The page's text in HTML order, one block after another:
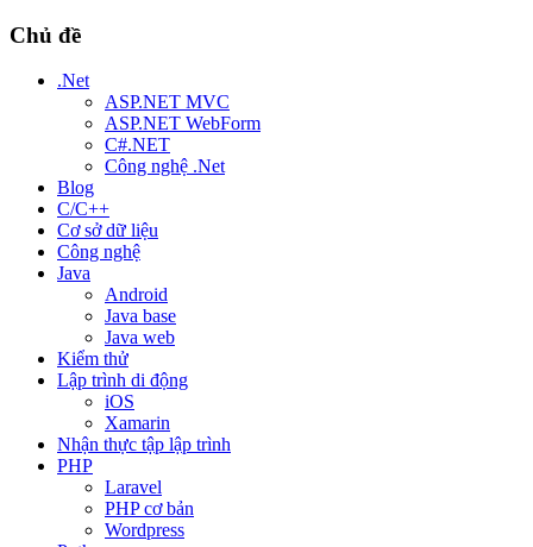
Chủ đề
.Net
ASP.NET MVC
ASP.NET WebForm
C#.NET
Công nghệ .Net
Blog
C/C++
Cơ sở dữ liệu
Công nghệ
Java
Android
Java base
Java web
Kiểm thử
Lập trình di động
iOS
Xamarin
Nhận thực tập lập trình
PHP
Laravel
PHP cơ bản
Wordpress